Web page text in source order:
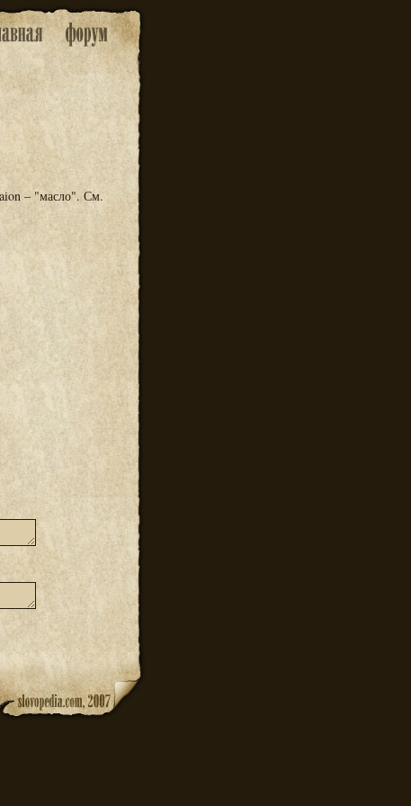
– "масло". См.